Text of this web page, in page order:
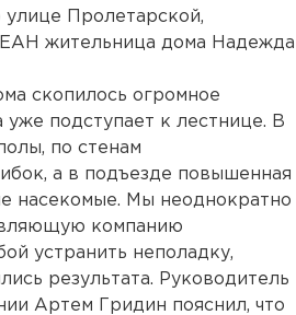
Пролетарской,
жительница дома Надежда
скопилось огромное
уже подступает к лестнице. В
по стенам
а в подъезде повышенная
насекомые. Мы неоднократно
компанию
устранить неполадку,
результата. Руководитель
Артем Гридин пояснил, что